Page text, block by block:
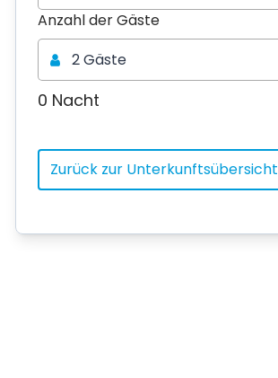
Anzahl der Gäste
Anzahl der Gäste
2 Gäste
0 Nacht
Zurück zur Unterkunftsübersicht